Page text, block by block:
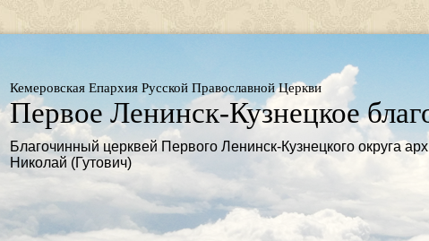
Кемеровская Епархия Русской Православной Церкви
Первое Ленинск-Кузнецкое
Благочинный церквей Первого Ленинск-Кузнецкого округа
Николай (Гутович)